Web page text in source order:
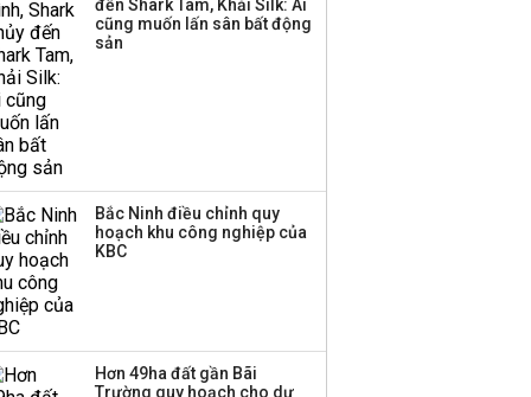
đến Shark Tam, Khải Silk: Ai
cũng muốn lấn sân bất động
sản
Bắc Ninh điều chỉnh quy
hoạch khu công nghiệp của
KBC
Hơn 49ha đất gần Bãi
Trường quy hoạch cho dự